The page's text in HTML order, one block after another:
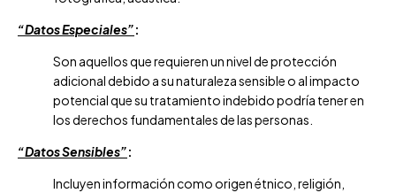
“Datos Especiales”:
Son aquellos que requieren un nivel de protección
adicional debido a su naturaleza sensible o al impacto
potencial que su tratamiento indebido podría tener en
los derechos fundamentales de las personas.
“Datos Sensibles”:
Incluyen información como origen étnico, religión,